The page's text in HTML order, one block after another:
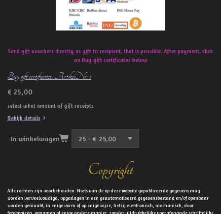
Send gift vouchers directly as gift to recipient, that is possible. After payment, click
on Buy gift certificates below
Buy gift certificates. ArtikelNr: 1
€ 25,00
select what amount of gift receipts
Bekijk details
In winkelwagen
Copyright
Alle rechten zijn voorbehouden. Niets van de op deze website gepubliceerde gegevens mag
worden verveelvoudigd, opgeslagen in een geautomatiseerd gegevensbestand en/of openbaar
worden gemaakt, in enige vorm of op enige wijze, hetzij elektronisch, mechanisch, door
fotokopieën, opnamen of enige andere manier, zonder uitdrukkelijke voorafgaande schriftelijke